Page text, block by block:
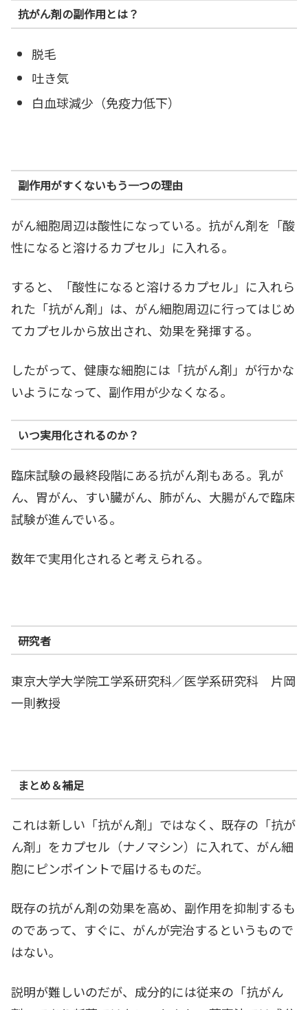
抗がん剤の副作用とは？
脱毛
吐き気
白血球減少（免疫力低下）
副作用がすくないもう一つの理由
がん細胞周辺は酸性になっている。抗がん剤を「酸
性になると溶けるカプセル」に入れる。
すると、「酸性になると溶けるカプセル」に入れら
れた「抗がん剤」は、がん細胞周辺に行ってはじめ
てカプセルから放出され、効果を発揮する。
したがって、健康な細胞には「抗がん剤」が行かな
いようになって、副作用が少なくなる。
いつ実用化されるのか？
臨床試験の最終段階にある抗がん剤もある。乳が
ん、胃がん、すい臓がん、肺がん、大腸がんで臨床
試験が進んでいる。
数年で実用化されると考えられる。
研究者
東京大学大学院工学系研究科／医学系研究科 片岡
一則教授
まとめ＆補足
これは新しい「抗がん剤」ではなく、既存の「抗が
ん剤」をカプセル（ナノマシン）に入れて、がん細
胞にピンポイントで届けるものだ。
既存の抗がん剤の効果を高め、副作用を抑制するも
のであって、すぐに、がんが完治するというもので
はない。
説明が難しいのだが、成分的には従来の「抗がん